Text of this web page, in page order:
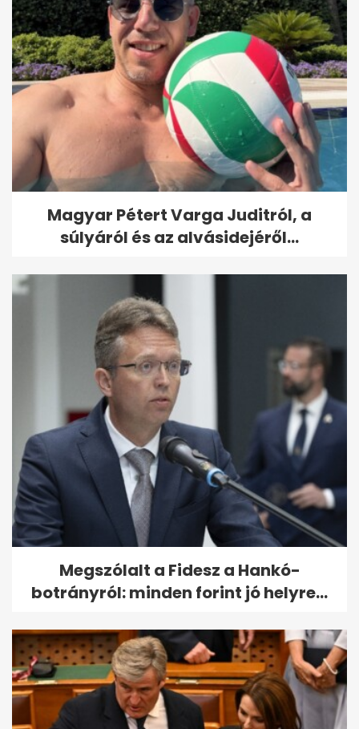
Magyar Pétert Varga Juditról, a
súlyáról és az alvásidejéről...
Megszólalt a Fidesz a Hankó-
botrányról: minden forint jó helyre...